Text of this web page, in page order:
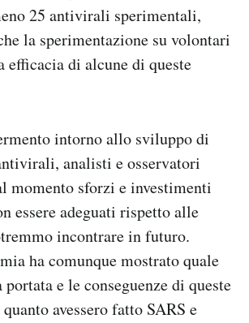
25 antivirali sperimentali,
la sperimentazione su volontari
efficacia di alcune di queste
intorno allo sviluppo di
analisti e osservatori
momento sforzi e investimenti
essere adeguati rispetto alle
incontrare in futuro.
ha comunque mostrato quale
e le conseguenze di queste
avessero fatto SARS e